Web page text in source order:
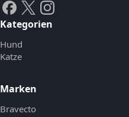
Kategorien
Hund
Katze
Marken
Bravecto